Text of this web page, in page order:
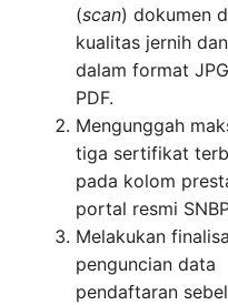
(scan) dokumen
kualitas jernih
dalam format
PDF.
Mengunggah
tiga sertifikat
pada kolom
portal resmi
Melakukan
penguncian data
pendaftaran